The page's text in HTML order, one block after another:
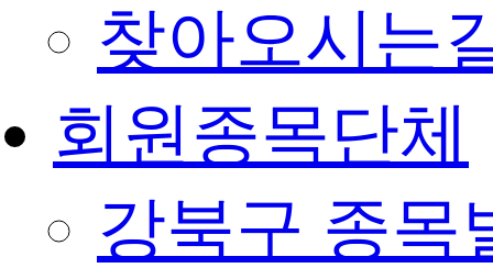
찾아오시는
회원종목단체
강북구 종목